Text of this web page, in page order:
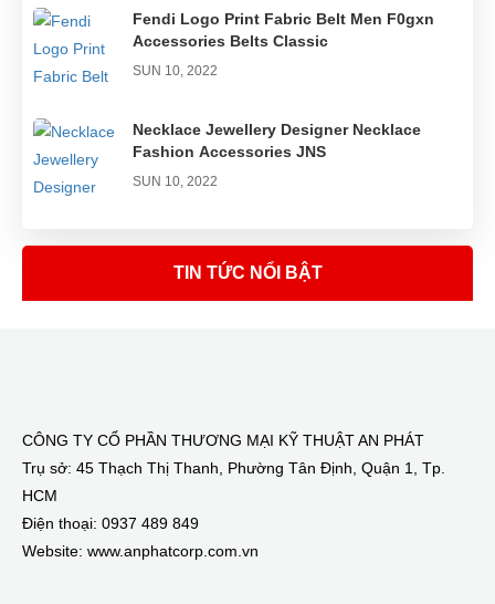
Fendi Logo Print Fabric Belt Men F0gxn
Accessories Belts Classic
SUN 10, 2022
Necklace Jewellery Designer Necklace
Fashion Accessories JNS
SUN 10, 2022
TIN TỨC NỔI BẬT
CÔNG TY CỔ PHẦN THƯƠNG MẠI KỸ THUẬT AN PHÁT
Trụ sở: 45 Thạch Thị Thanh, Phường Tân Định, Quận 1, Tp.
HCM
Điện thoại: 0937 489 849
Website: www.anphatcorp.com.vn